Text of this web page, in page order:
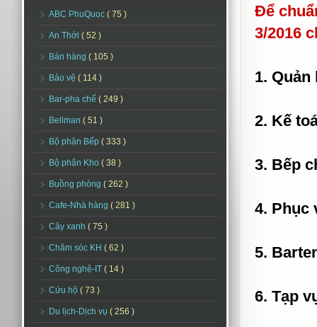
ABC PhuQuoc ( 75 )
An Thới ( 52 )
Bán hàng ( 105 )
Bảo vệ ( 114 )
Bar-pha chế ( 249 )
Bellman ( 51 )
Bộ phận Bếp ( 333 )
Bộ phận Kho ( 38 )
Buồng phòng ( 262 )
Cafe-Nhà hàng ( 281 )
Cây xanh ( 75 )
Chăm sóc KH ( 62 )
Công nghệ-IT ( 14 )
Cứu hộ ( 73 )
Du lịch-Dịch vụ ( 256 )
Để
3/2016
1. Quản
2. Kế
3. Bếp
4. Phục
5.
6. Tạp